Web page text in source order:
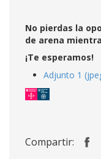
No pierdas la
de arena
¡Te esperamos!
Adjunto 1
Compartir: